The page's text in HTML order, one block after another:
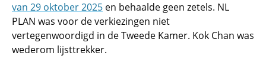
van 29 oktober 2025 en behaalde geen zetels. NL
PLAN was voor de verkiezingen niet
vertegenwoordigd in de Tweede Kamer. Kok Chan was
wederom lijsttrekker.